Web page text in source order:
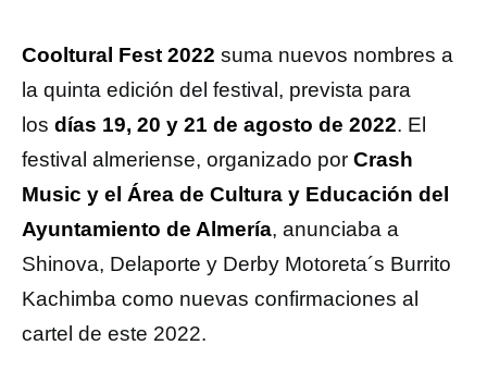
Cooltural Fest 2022 suma nuevos nombres a
la quinta edición del festival, prevista para
los días 19, 20 y 21 de agosto de 2022. El
festival almeriense, organizado por Crash
Music y el Área de Cultura y Educación del
Ayuntamiento de Almería, anunciaba a
Shinova, Delaporte y Derby Motoreta´s Burrito
Kachimba como nuevas confirmaciones al
cartel de este 2022.